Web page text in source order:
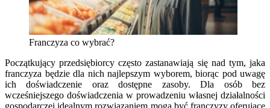
Franczyza co wybrać?
Początkujący przedsiębiorcy często zastanawiają się nad tym, jaka
franczyza będzie dla nich najlepszym wyborem, biorąc pod uwagę
ich doświadczenie oraz dostępne zasoby. Dla osób bez
wcześniejszego doświadczenia w prowadzeniu własnej działalności